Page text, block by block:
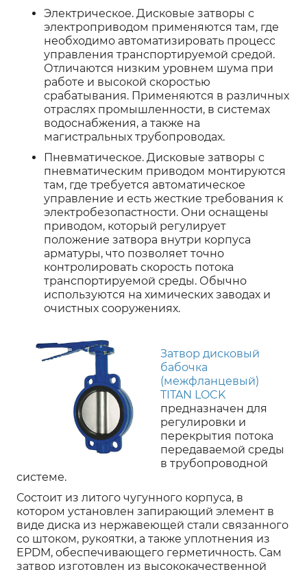
Электрическое. Дисковые затворы с
электроприводом применяются там, где
необходимо автоматизировать процесс
управления транспортируемой средой.
Отличаются низким уровнем шума при
работе и высокой скоростью
срабатывания. Применяются в различных
отраслях промышленности, в системах
водоснабжения, а также на
магистральных трубопроводах.
Пневматическое. Дисковые затворы с
пневматическим приводом монтируются
там, где требуется автоматическое
управление и есть жесткие требования к
электробезопастности. Они оснащены
приводом, который регулирует
положение затвора внутри корпуса
арматуры, что позволяет точно
контролировать скорость потока
транспортируемой среды. Обычно
используются на химических заводах и
очистных сооружениях.
Затвор дисковый
бабочка
(межфланцевый)
TITAN LOCK
предназначен для
регулировки и
перекрытия потока
передаваемой среды
в трубопроводной
системе.
Состоит из литого чугунного корпуса, в
котором установлен запирающий элемент в
виде диска из нержавеющей стали связанного
со штоком, рукоятки, а также уплотнения из
EPDM, обеспечивающего герметичность. Сам
затвор изготовлен из высококачественной